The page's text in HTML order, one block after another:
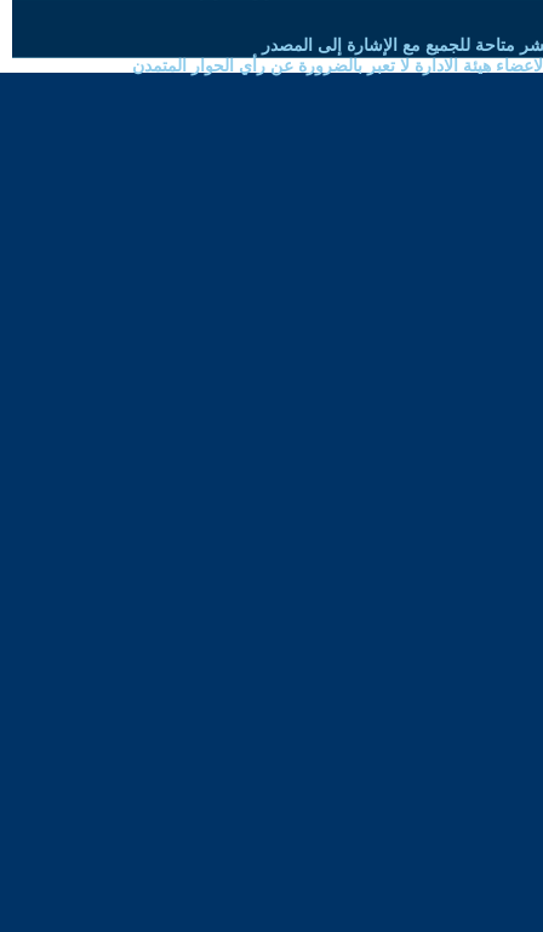
متاحة للجميع مع الإشارة إلى المصدر
هيئة الادارة لا تعبر بالضرورة عن رأي الحوار المتمدن